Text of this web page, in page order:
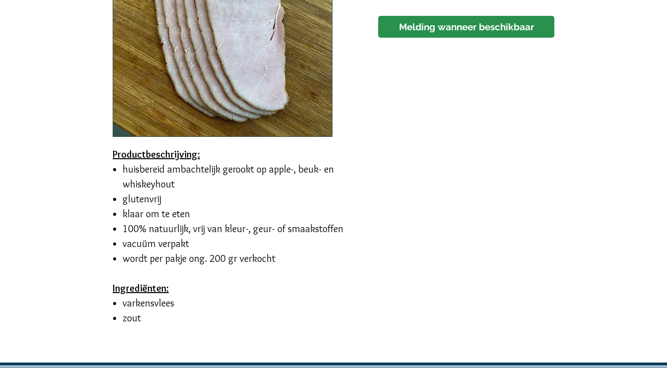
Productbeschrijving:
huisbereid ambachtelijk gerookt op apple-, beuk- en
whiskeyhout
glutenvrij
klaar om te eten
100% natuurlijk, vrij van kleur-, geur- of smaakstoffen
vacuüm verpakt
wordt per pakje ong. 200 gr verkocht
Ingrediënten:
varkensvlees
zout
Melding wanneer beschikbaar